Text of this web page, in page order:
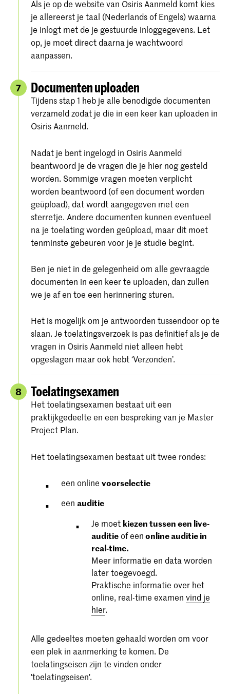
Als je op de website van Osiris Aanmeld komt kies
je allereerst je taal (Nederlands of Engels) waarna
je inlogt met de je gestuurde inloggegevens. Let
op, je moet direct daarna je wachtwoord
aanpassen.
7 Documenten uploaden
Tijdens stap 1 heb je alle benodigde documenten
verzameld zodat je die in een keer kan uploaden in
Osiris Aanmeld.
Nadat je bent ingelogd in Osiris Aanmeld
beantwoord je de vragen die je hier nog gesteld
worden. Sommige vragen moeten verplicht
worden beantwoord (of een document worden
geüpload), dat wordt aangegeven met een
sterretje. Andere documenten kunnen eventueel
na je toelating worden geüpload, maar dit moet
tenminste gebeuren voor je je studie begint.
Ben je niet in de gelegenheid om alle gevraagde
documenten in een keer te uploaden, dan zullen
we je af en toe een herinnering sturen.
Het is mogelijk om je antwoorden tussendoor op te
slaan. Je toelatingsverzoek is pas definitief als je de
vragen in Osiris Aanmeld niet alleen hebt
opgeslagen maar ook hebt ‘Verzonden’.
8 Toelatingsexamen
Het toelatingsexamen bestaat uit een
praktijkgedeelte en een bespreking van je Master
Project Plan.
Het toelatingsexamen bestaat uit twee rondes:
een onlinevoorselectie
eenauditie
Je moet kiezen tussen een live-
auditieof eenonline auditie in
real-time.
Meer informatie en data worden
later toegevoegd.
Praktische informatie over het
online, real-time examenvind je
hier.
Alle gedeeltes moeten gehaald worden om voor
een plek in aanmerking te komen. De
toelatingseisen zijn te vinden onder
'toelatingseisen'.